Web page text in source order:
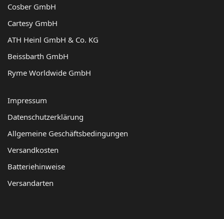
Cosber GmbH
Cartesy GmbH
ATH Heinl GmbH & Co. KG
Beissbarth GmbH
Ryme Worldwide GmbH
Impressum
Datenschutzerklärung
Allgemeine Geschäftsbedingungen
Versandkosten
Batteriehinweise
Versandarten